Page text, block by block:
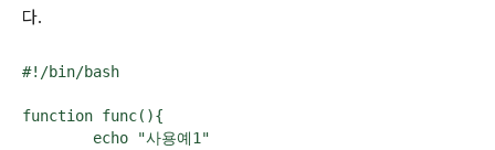
다.
#!/bin/bash
function func(){
        echo "사용예1"